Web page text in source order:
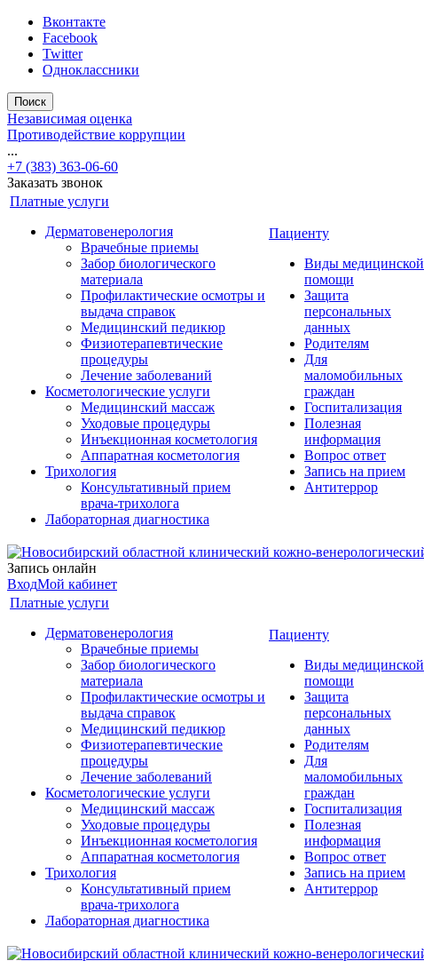
Вконтакте
Facebook
Twitter
Одноклассники
Поиск
Независимая оценка
Противодействие коррупции
...
+7 (383) 363-06-60
Заказать звонок
Платные услуги
Дерматовенерология
Врачебные приемы
Забор биологического
материала
Профилактические осмотры и
выдача справок
Медицинский педикюр
Физиотерапевтические
процедуры
Лечение заболеваний
Косметологические услуги
Медицинский массаж
Уходовые процедуры
Инъекционная косметология
Аппаратная косметология
Трихология
Консультативный прием
врача-трихолога
Лабораторная диагностика
Пациенту
Виды медицинской
помощи
Защита
персональных
данных
Родителям
Для
маломобильных
граждан
Госпитализация
Полезная
информация
Вопрос ответ
Запись на прием
Антитеррор
Запись онлайн
ВходМой кабинет
Платные услуги
Дерматовенерология
Врачебные приемы
Забор биологического
материала
Профилактические осмотры и
выдача справок
Медицинский педикюр
Физиотерапевтические
процедуры
Лечение заболеваний
Косметологические услуги
Медицинский массаж
Уходовые процедуры
Инъекционная косметология
Аппаратная косметология
Трихология
Консультативный прием
врача-трихолога
Лабораторная диагностика
Пациенту
Виды медицинской
помощи
Защита
персональных
данных
Родителям
Для
маломобильных
граждан
Госпитализация
Полезная
информация
Вопрос ответ
Запись на прием
Антитеррор